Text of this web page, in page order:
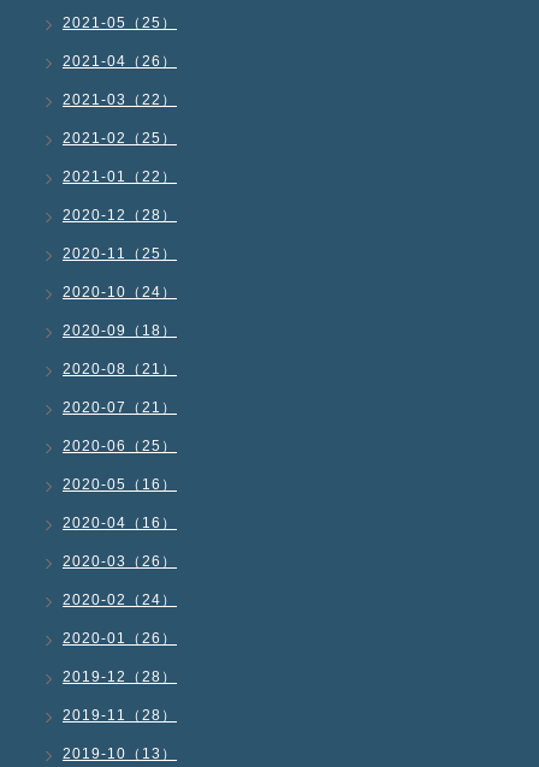
2021-05（25）
2021-04（26）
2021-03（22）
2021-02（25）
2021-01（22）
2020-12（28）
2020-11（25）
2020-10（24）
2020-09（18）
2020-08（21）
2020-07（21）
2020-06（25）
2020-05（16）
2020-04（16）
2020-03（26）
2020-02（24）
2020-01（26）
2019-12（28）
2019-11（28）
2019-10（13）